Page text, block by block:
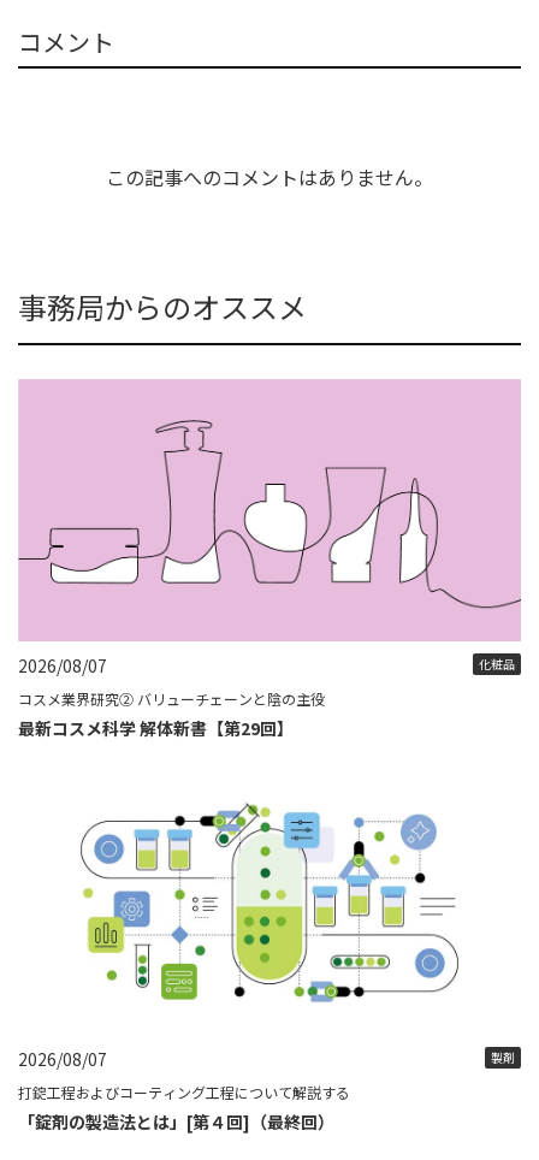
コメント
この記事へのコメントはありません。
事務局からのオススメ
2026/08/07 化粧品
コスメ業界研究② バリューチェーンと陰の主役
最新コスメ科学 解体新書【第29回】
2026/08/07 製剤
打錠工程およびコーティング工程について解説する
「錠剤の製造法とは」[第４回]（最終回）